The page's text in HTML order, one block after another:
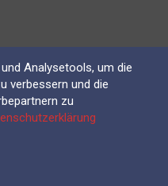
Analysetools, um die
verbessern und die
zu